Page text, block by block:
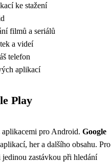
ke stažení
filmů a seriálů
a videí
telefon
aplikací
Play
pro Android. Google
her a dalšího obsahu. Pro
zastávkou při hledání